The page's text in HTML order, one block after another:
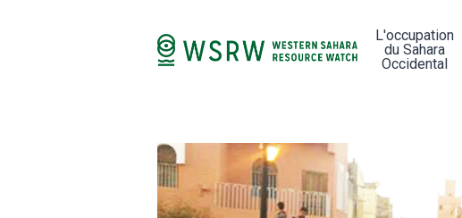
L'occupation
du Sahara
Occidental